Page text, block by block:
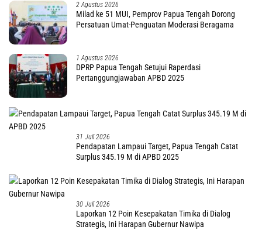
2 Agustus 2026
Milad ke 51 MUI, Pemprov Papua Tengah Dorong
Persatuan Umat-Penguatan Moderasi Beragama
1 Agustus 2026
DPRP Papua Tengah Setujui Raperdasi
Pertanggungjawaban APBD 2025
31 Juli 2026
Pendapatan Lampaui Target, Papua Tengah Catat
Surplus 345.19 M di APBD 2025
30 Juli 2026
Laporkan 12 Poin Kesepakatan Timika di Dialog
Strategis, Ini Harapan Gubernur Nawipa